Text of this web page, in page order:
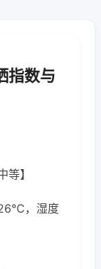
指数与
】
26℃，湿度